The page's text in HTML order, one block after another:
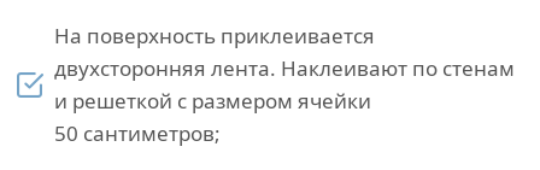
На поверхность приклеивается
двухсторонняя лента. Наклеивают по стенам
и решеткой с размером ячейки
50 сантиметров;